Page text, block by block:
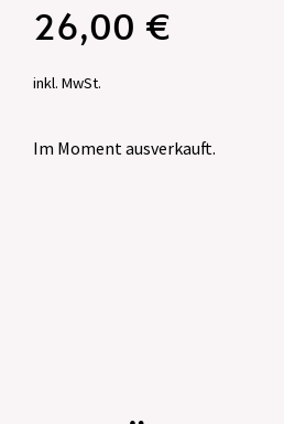
26,00 €
inkl. MwSt.
Im Moment ausverkauft.